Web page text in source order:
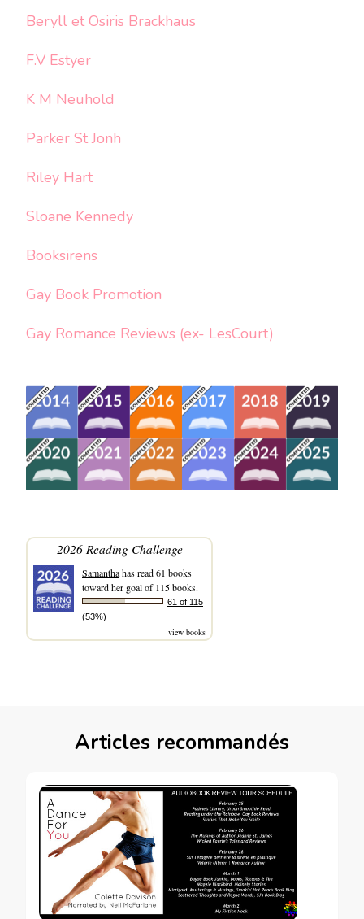
Beryll et Osiris Brackhaus
F.V Estyer
K M Neuhold
Parker St Jonh
Riley Hart
Sloane Kennedy
Booksirens
Gay Book Promotion
Gay Romance Reviews (ex- LesCourt)
2026 Reading Challenge
Samanthahas read 61 books
toward her goal of 115 books.
61 of 115
(53%)
view books
Articles recommandés